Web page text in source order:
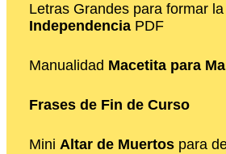
Letras Grandes para formar la
Independencia PDF
Manualidad Macetita para
Frases de Fin de Curso
Mini Altar de Muertos para